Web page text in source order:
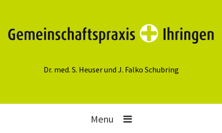
Dr. med. S. Heuser und J. Falko Schubring
Menu